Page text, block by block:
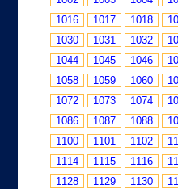
1016
1017 1018
1030
1031 1032
1044
1045 1046
1058
1059 1060
1072
1073 1074
1086
1087 1088
1100
1101 1102
1114
1115 1116
1128
1129 1130